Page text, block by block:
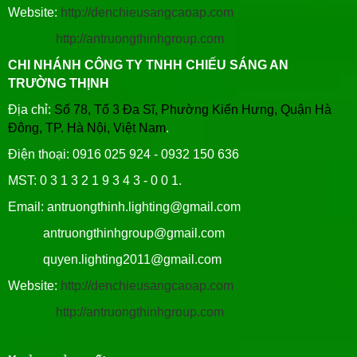
Website: http://denchieusangcaoap.com
http://antruongthinhgroup.com
CHI NHÁNH CÔNG TY TNHH CHIẾU SÁNG AN
TRƯỜNG THỊNH
Địa chỉ: Số 78, Tổ 3 Đa Sĩ, Phường Kiến Hưng, Quận Hà
Đông, TP. Hà Nội, Việt Nam.
Điện thoại: 0916 025 924 - 0932 150 636
MST: 0 3 1 3 2 1 9 3 4 3 - 0 0 1.
Email: antruongthinh.lighting@gmail.com
antruongthinhgroup@gmail.com
quyen.lighting2011@gmail.com
Website: http://denchieusangcaoap.com
http://antruongthinhgroup.com